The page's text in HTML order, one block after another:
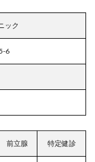
ック
6
前立腺 特定健診